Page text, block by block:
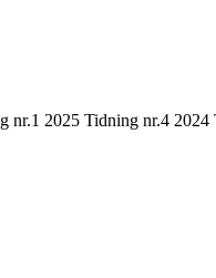
2025 Tidning nr.4